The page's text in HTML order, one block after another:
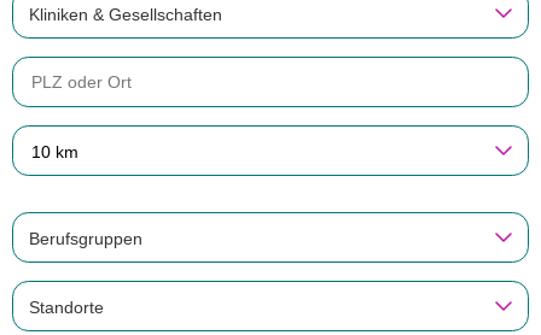
Kliniken & Gesellschaften
10 km
Berufsgruppen
Standorte